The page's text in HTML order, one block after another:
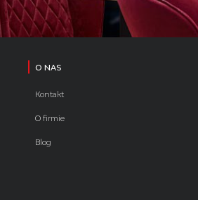
O NAS
Kontakt
O firmie
Blog